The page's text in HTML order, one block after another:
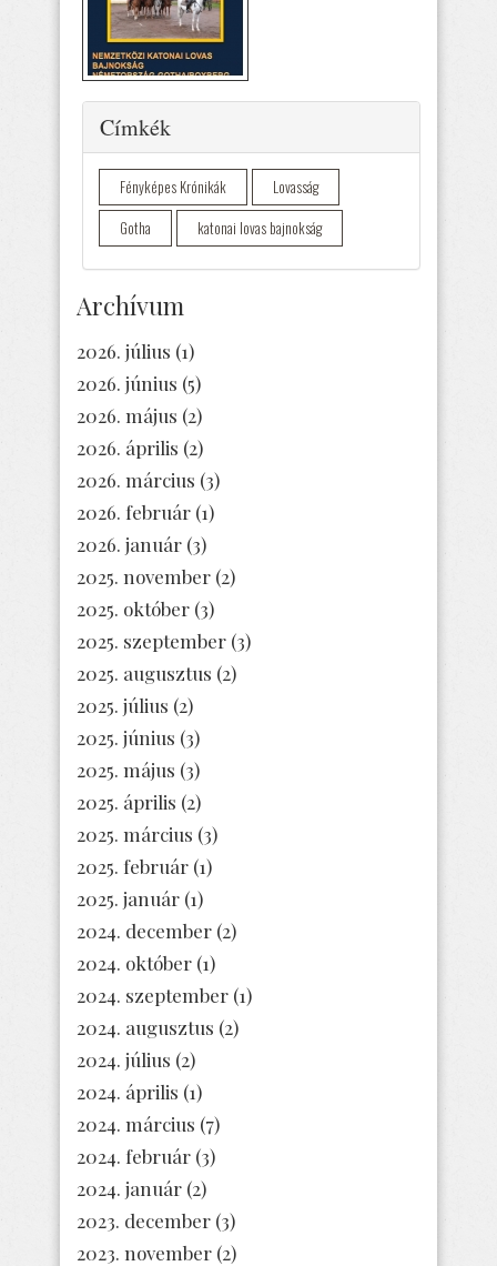
Elrejtés
Címkék
Fényképes Krónikák
Lovasság
Gotha
katonai lovas bajnokság
Archívum
2026. július (1)
2026. június (5)
2026. május (2)
2026. április (2)
2026. március (3)
2026. február (1)
2026. január (3)
2025. november (2)
2025. október (3)
2025. szeptember (3)
2025. augusztus (2)
2025. július (2)
2025. június (3)
2025. május (3)
2025. április (2)
2025. március (3)
2025. február (1)
2025. január (1)
2024. december (2)
2024. október (1)
2024. szeptember (1)
2024. augusztus (2)
2024. július (2)
2024. április (1)
2024. március (7)
2024. február (3)
2024. január (2)
2023. december (3)
2023. november (2)